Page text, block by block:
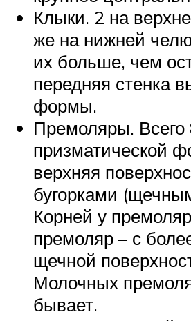
Клыки. 2 на
же на нижней
их больше, чем
передняя стенка
формы.
Премоляры. Всего
призматической
верхняя
бугорками
Корней у
премоляр – с
щечной
Молочных
бывает.